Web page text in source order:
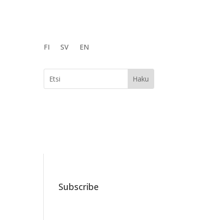
FI SV EN
Subscribe